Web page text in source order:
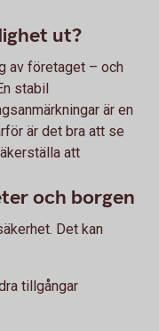
ut?
av företaget – och
stabil
är en
är det bra att se
att
och borgen
Det kan
tillgångar